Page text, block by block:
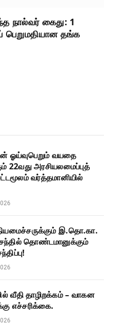
நால்வர் கைது: 1
பெறுமதியான தங்க
ஓய்வுபெறும் வயதை
22வது அரசியலமைப்புத்
வர்த்தமானியில்
இ.தொ.கா.
தொண்டமானுக்கும்
வீதி தாழிறக்கம் – வாகன
எச்சரிக்கை.